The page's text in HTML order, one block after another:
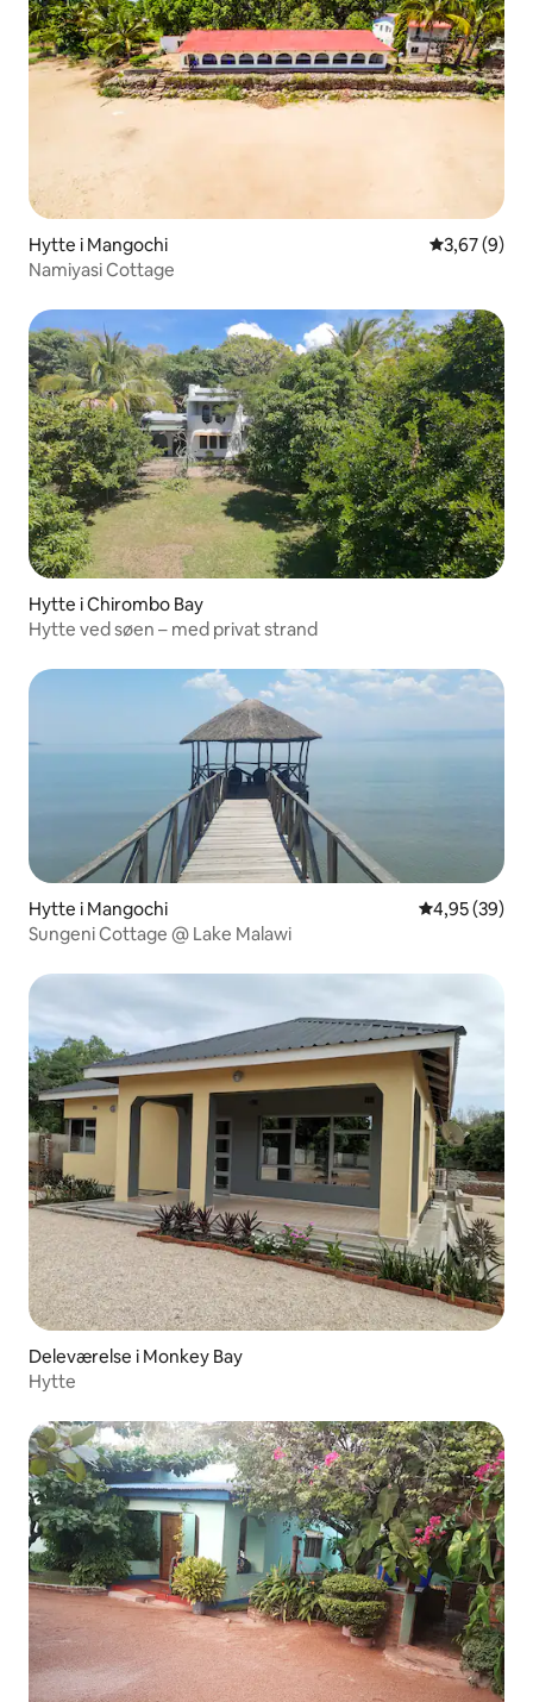
Hytte i Mangochi 3,67 ud af 5
3,67 (9)
Namiyasi Cottage
Hytte i Chirombo Bay
Hytte ved søen – med privat strand
Hytte i Mangochi 4,95 ud af 5 i
4,95 (39)
Sungeni Cottage @ Lake Malawi
Deleværelse i Monkey Bay
Hytte